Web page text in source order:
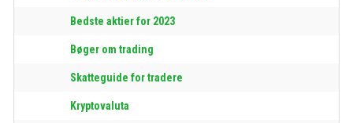
Bedste aktier for 2023
Bøger om trading
Skatteguide for tradere
Kryptovaluta